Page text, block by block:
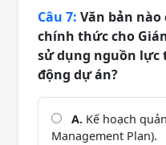
Câu 7: Văn bản
chính thức cho
sử dụng nguồn lực
động dự án?
A. Kế hoạch
Management Plan).